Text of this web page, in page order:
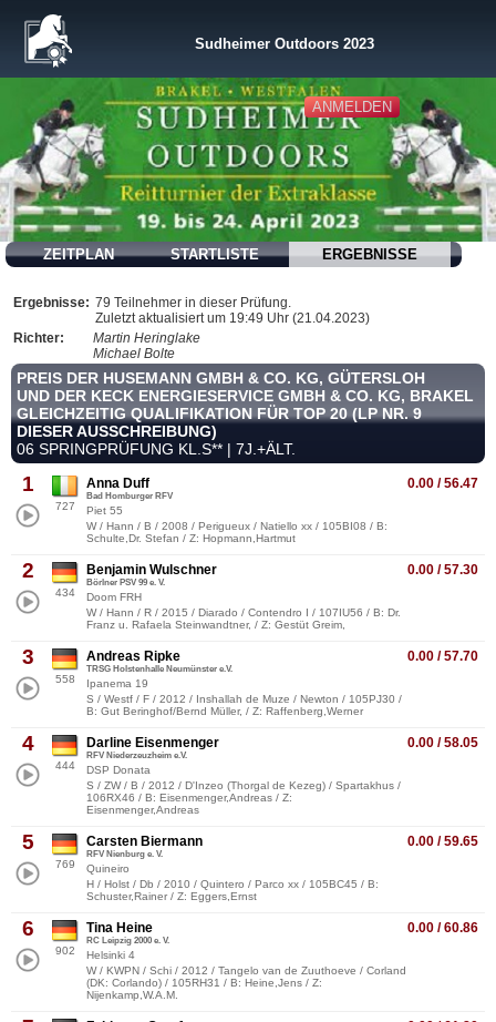
ANMELDEN
Sudheimer Outdoors 2023
ZEITPLAN STARTLISTE ERGEBNISSE
Ergebnisse: 79 Teilnehmer in dieser Prüfung.
Zuletzt aktualisiert um 19:49 Uhr (21.04.2023)
Richter:
Martin Heringlake
Michael Bolte
PREIS DER HUSEMANN GMBH & CO. KG, GÜTERSLOH
UND DER KECK ENERGIESERVICE GMBH & CO. KG, BRAKEL
GLEICHZEITIG QUALIFIKATION FÜR TOP 20 (LP NR. 9
DIESER AUSSCHREIBUNG)
06 SPRINGPRÜFUNG KL.S** | 7J.+ÄLT.
1
727
0.00 / 56.47
Anna Duff
Bad Homburger RFV
Piet 55
W / Hann / B / 2008 / Perigueux / Natiello xx / 105BI08 / B:
Schulte,Dr. Stefan / Z: Hopmann,Hartmut
2
434
0.00 / 57.30
Benjamin Wulschner
Börlner PSV 99 e. V.
Doom FRH
W / Hann / R / 2015 / Diarado / Contendro I / 107IU56 / B: Dr.
Franz u. Rafaela Steinwandtner, / Z: Gestüt Greim,
3
558
0.00 / 57.70
Andreas Ripke
TRSG Holstenhalle Neumünster e.V.
Ipanema 19
S / Westf / F / 2012 / Inshallah de Muze / Newton / 105PJ30 /
B: Gut Beringhof/Bernd Müller, / Z: Raffenberg,Werner
4
444
0.00 / 58.05
Darline Eisenmenger
RFV Niederzeuzheim e.V.
DSP Donata
S / ZW / B / 2012 / D'Inzeo (Thorgal de Kezeg) / Spartakhus /
106RX46 / B: Eisenmenger,Andreas / Z:
Eisenmenger,Andreas
5
769
0.00 / 59.65
Carsten Biermann
RFV Nienburg e. V.
Quineiro
H / Holst / Db / 2010 / Quintero / Parco xx / 105BC45 / B:
Schuster,Rainer / Z: Eggers,Ernst
6
902
0.00 / 60.86
Tina Heine
RC Leipzig 2000 e. V.
Helsinki 4
W / KWPN / Schi / 2012 / Tangelo van de Zuuthoeve / Corland
(DK: Corlando) / 105RH31 / B: Heine,Jens / Z:
Nijenkamp,W.A.M.